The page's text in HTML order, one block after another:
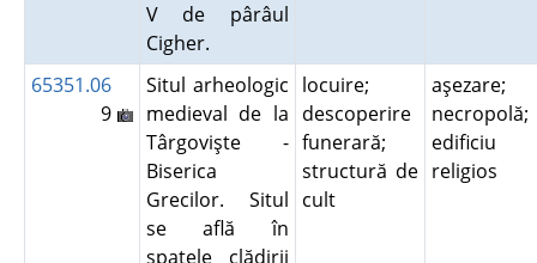
V de pârâul
Cigher.
65351.06
9
Situl arheologic
medieval de la
Târgovişte -
Biserica
Grecilor. Situl
se află în
spatele clădirii
locuire;
descoperire
funerară;
structură de
cult
aşezare;
necropolă;
edificiu
religios